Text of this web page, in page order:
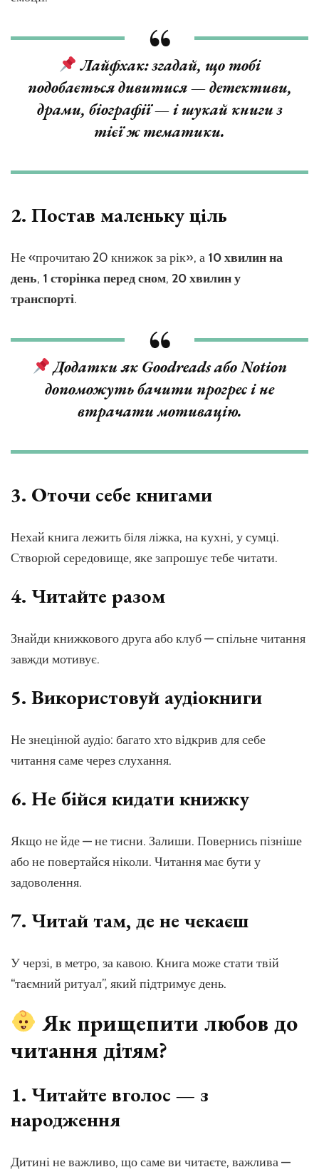
Лайфхак: згадай, що тобі
подобається дивитися — детективи,
драми, біографії — і шукай книги з
тієї ж тематики.
2. Постав маленьку ціль
Не «прочитаю 20 книжок за рік», а 10 хвилин на
день, 1 сторінка перед сном, 20 хвилин у
транспорті.
Додатки як Goodreads або Notion
допоможуть бачити прогрес і не
втрачати мотивацію.
3. Оточи себе книгами
Нехай книга лежить біля ліжка, на кухні, у сумці.
Створюй середовище, яке запрошує тебе читати.
4. Читайте разом
Знайди книжкового друга або клуб — спільне читання
завжди мотивує.
5. Використовуй аудіокниги
Не знецінюй аудіо: багато хто відкрив для себе
читання саме через слухання.
6. Не бійся кидати книжку
Якщо не йде — не тисни. Залиши. Повернись пізніше
або не повертайся ніколи. Читання має бути у
задоволення.
7. Читай там, де не чекаєш
У черзі, в метро, за кавою. Книга може стати твій
“таємний ритуал”, який підтримує день.
Як прищепити любов до
читання дітям?
1. Читайте вголос — з
народження
Дитині не важливо, що саме ви читаєте, важлива —